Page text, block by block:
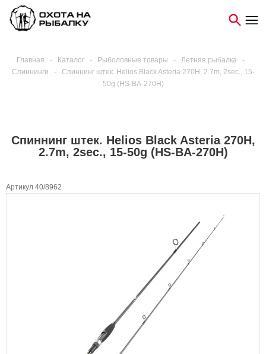
Главная - Каталог - Рыболовные товары - Летняя рыбалка
-
Спиннинги
-
Спиннинг штек. Helios Black Asteria 270H, 2.7m, 2sec., 15-
50g (HS-BA-270H)
Спиннинг штек. Helios Black Asteria 270H,
2.7m, 2sec., 15-50g (HS-BA-270H)
Артикул 40/8962